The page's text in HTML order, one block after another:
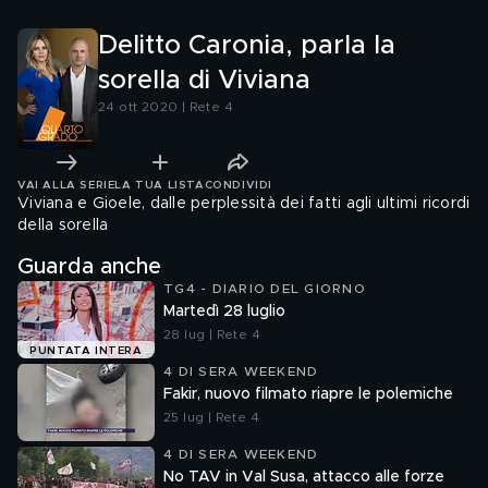
Delitto Caronia, parla la
sorella di Viviana
24 ott 2020 | Rete 4
VAI ALLA SERIE LA TUA LISTA CONDIVIDI
Viviana e Gioele, dalle perplessità dei fatti agli ultimi ricordi
della sorella
Guarda anche
PUNTATA INTERA
TG4 - DIARIO DEL GIORNO
Martedì 28 luglio
28 lug | Rete 4
4 DI SERA WEEKEND
Fakir, nuovo filmato riapre le polemiche
25 lug | Rete 4
4 DI SERA WEEKEND
No TAV in Val Susa, attacco alle forze